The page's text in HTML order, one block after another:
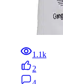
1.1k
2